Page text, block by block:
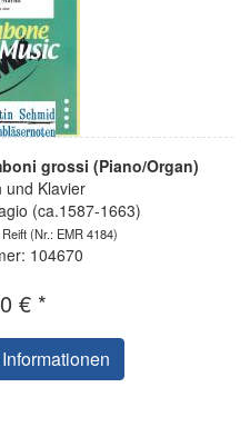
grossi (Piano/Organ)
und Klavier
(ca.1587-1663)
(Nr.: EMR 4184)
104670
€ *